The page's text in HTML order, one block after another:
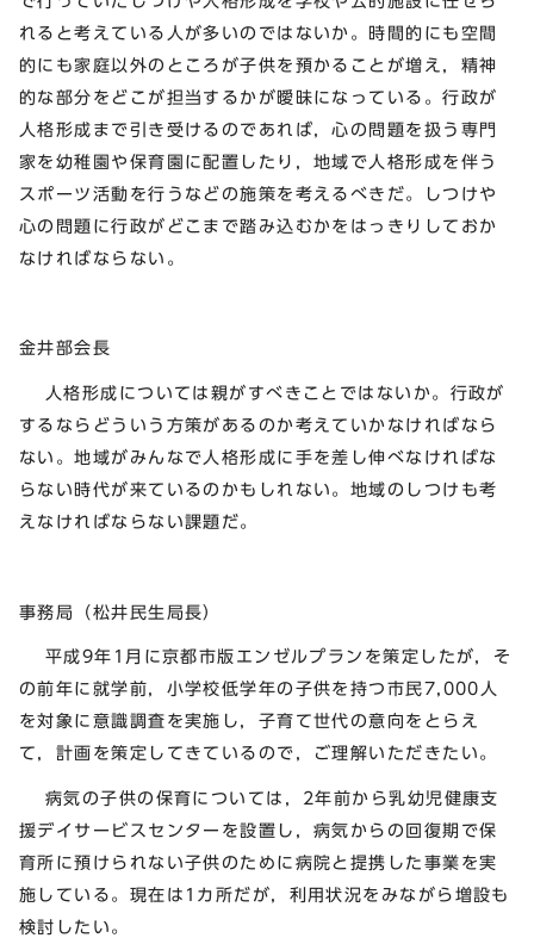
れると考えている人が多いのではないか。時間的にも空間
的にも家庭以外のところが子供を預かることが増え，精神
的な部分をどこが担当するかが曖昧になっている。行政が
人格形成まで引き受けるのであれば，心の問題を扱う専門
家を幼稚園や保育園に配置したり，地域で人格形成を伴う
スポーツ活動を行うなどの施策を考えるべきだ。しつけや
心の問題に行政がどこまで踏み込むかをはっきりしておか
なければならない。
金井部会長
人格形成については親がすべきことではないか。行政が
するならどういう方策があるのか考えていかなければなら
ない。地域がみんなで人格形成に手を差し伸べなければな
らない時代が来ているのかもしれない。地域のしつけも考
えなければならない課題だ。
事務局（松井民生局長）
平成9年1月に京都市版エンゼルプランを策定したが，そ
の前年に就学前，小学校低学年の子供を持つ市民7,000人
を対象に意識調査を実施し，子育て世代の意向をとらえ
て，計画を策定してきているので，ご理解いただきたい。
病気の子供の保育については，2年前から乳幼児健康支
援デイサービスセンターを設置し，病気からの回復期で保
育所に預けられない子供のために病院と提携した事業を実
施している。現在は1カ所だが，利用状況をみながら増設も
検討したい。